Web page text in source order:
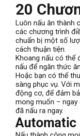
20
Luôn nấu ăn thành
các chương trình
chuẩn bị một số
cách thuận tiện.
Khoang nấu có thể
nấu để ngăn thức
Hoặc bạn có thể
sàng phục vụ. Với
động cơ, để đảm
mong muốn – ngay
đã nấu ra ngay.
Automatic